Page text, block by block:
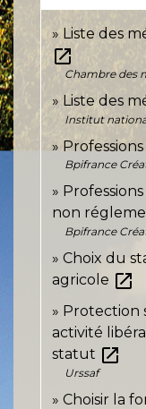
Liste des
open_in_new
Chambre des
Liste des
Institut
Bpifrance
non
Bpifrance
Choix du
agricole open_in_new
Protection
activité
statut open_in_new
Urssaf
Choisir la